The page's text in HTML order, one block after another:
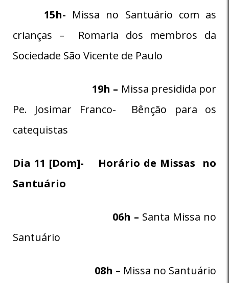
15h- Missa no Santuário com as
crianças – Romaria dos membros da
Sociedade São Vicente de Paulo
19h – Missa presidida por
Pe. Josimar Franco- Bênção para os
catequistas
Dia 11 [Dom]- Horário de Missas no
Santuário
06h – Santa Missa no
Santuário
08h – Missa no Santuário